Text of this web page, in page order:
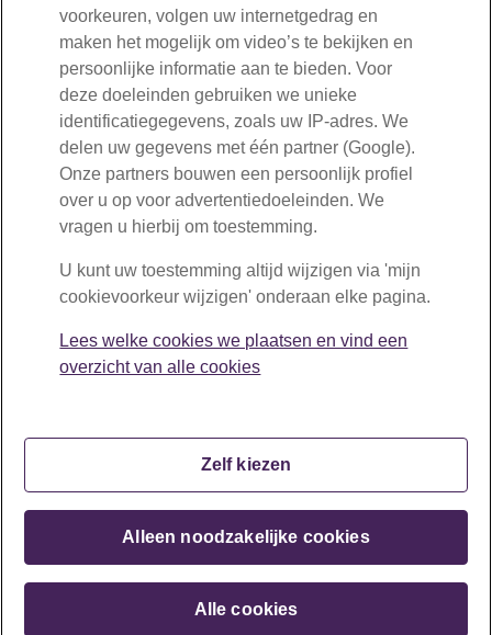
Mail ons
Volg ons
Bent u ondernemer of werkgever?
030-277 56 10
Mail ons
Volg ons
Copyright © BPF Schilders 2026
Mijn cookievoorkeur wijzigen Contact
voorkeuren, volgen uw internetgedrag en
maken het mogelijk om video’s te bekijken en
persoonlijke informatie aan te bieden. Voor
deze doeleinden gebruiken we unieke
identificatiegegevens, zoals uw IP-adres. We
delen uw gegevens met één partner (Google).
Onze partners bouwen een persoonlijk profiel
over u op voor advertentiedoeleinden. We
vragen u hierbij om toestemming.
U kunt uw toestemming altijd wijzigen via 'mijn
cookievoorkeur wijzigen' onderaan elke pagina.
Lees welke cookies we plaatsen en vind een
overzicht van alle cookies
Zelf kiezen
Alleen noodzakelijke cookies
Alle cookies